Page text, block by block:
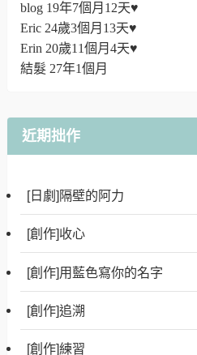
blog 19年7個月12天♥
Eric 24歲3個月13天♥
Erin 20歲11個月4天♥
結髮 27年1個月
近期拙作
[日劇]隔壁的阿力
[創作]收心
[創作]用藍色寫你的名字
[創作]追溯
[創作]練習